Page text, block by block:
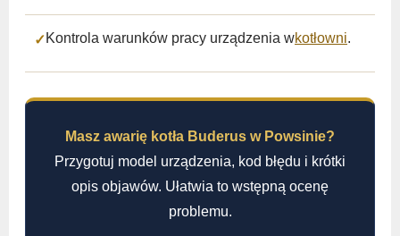
Kontrola warunków pracy urządzenia wkotłowni.
Masz awarię kotła Buderus w Powsinie?
Przygotuj model urządzenia, kod błędu i krótki
opis objawów. Ułatwia to wstępną ocenę
problemu.